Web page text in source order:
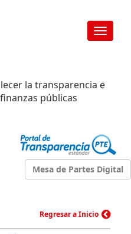
Toggle
la transparencia e
públicas
Mesa de Partes Digital
Regresar a Inicio